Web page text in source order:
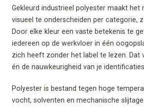
Gekleurd industrieel polyester maakt het
visueel te onderscheiden per categorie,
Door elke kleur een vaste betekenis te
iedereen op de werkvloer in één
zich heeft zonder het label te lezen. Dat
én de nauwkeurigheid van je
Polyester is bestand tegen hoge
vocht, solventen en mechanische